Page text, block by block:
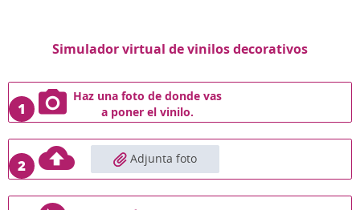
Simulador virtual de vinilos decorativos
1
Haz una foto de donde vas
a poner el vinilo.
2 Adjunta foto